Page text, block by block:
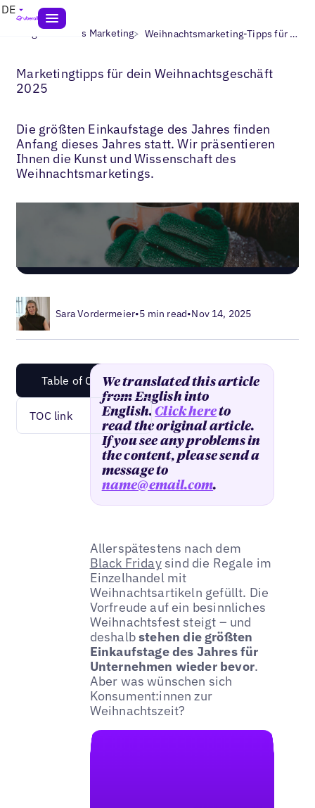
DE
Blogs> Lokales Marketing> Weihnachtsmarketing-Tipps für lokale Unternehmen
Marketingtipps für dein Weihnachtsgeschäft
2025
Die größten Einkaufstage des Jahres finden
Anfang dieses Jahres statt. Wir präsentieren
Ihnen die Kunst und Wissenschaft des
Weihnachtsmarketings.
Sara Vordermeier•5 min read•Nov 14, 2025
Table of Content
TOC link
We translated this article
from English into
English.Click hereto
read the original article.
If you see any problems in
the content, please send a
message to
name@email.com.
Allerspätestens nach dem
Black Fridaysind die Regale im
Einzelhandel mit
Weihnachtsartikeln gefüllt. Die
Vorfreude auf ein besinnliches
Weihnachtsfest steigt – und
deshalbstehen die größten
Einkaufstage des Jahres für
Unternehmen wieder bevor.
Aber was wünschen sich
Konsument:innen zur
Weihnachtszeit?